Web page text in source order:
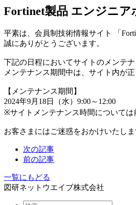
Fortinet製品 エンジニ
平素は、会員制技術情報サイト 「
誠にありがとうございます。
下記の日程においてサイトのメンテナ
メンテナンス期間中は、サイト内が
【メンテナンス期間】
2024年9月18日（水）9:00～12:00
※サイトメンテナンス時間については
お客さまにはご迷惑をおかけいたし
次の記事
前の記事
一覧にもどる
図研ネットウエイブ株式会社